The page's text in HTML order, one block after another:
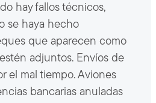
hay fallos técnicos,
se haya hecho
que aparecen como
adjuntos. Envíos de
el mal tiempo. Aviones
bancarias anuladas